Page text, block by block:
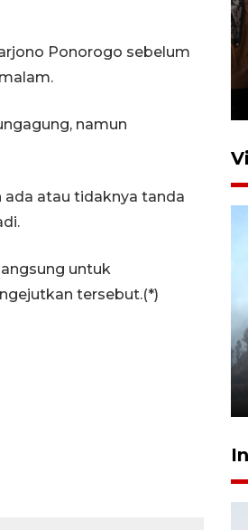
Ponorogo sebelum
namun
atau tidaknya tanda
untuk
tersebut.(*)
juara Piala
2026